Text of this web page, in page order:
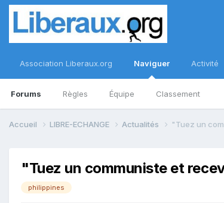
Association Liberaux.org Naviguer
Forums Règles Équipe Classement
Activité
Accueil LIBRE-ECHANGE Actualités "Tuez un
"Tuez un communiste et
philippines